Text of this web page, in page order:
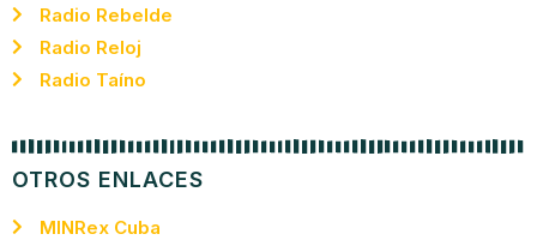
Radio Rebelde
Radio Reloj
Radio Taíno
OTROS ENLACES
MINRex Cuba